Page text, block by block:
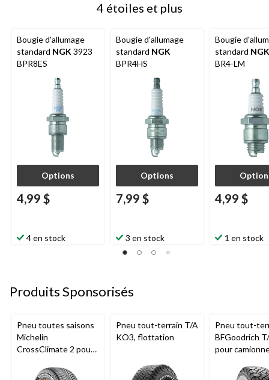
4 étoiles et plus
Bougie d'allumage
standard NGK 3923
BPR8ES
Options
4,99 $
4 en stock
Bougie d'allumage
standard NGK
BPR4HS
Options
7,99 $
3 en stock
Bougie
standard NGK
BR4-LM
4,99 $
1 en stock
Produits Sponsorisés
Pneu toutes saisons
Michelin
CrossClimate 2 pour
et multisegments
Pneu tout-terrain T/A
KO3, flottation
Pneu tout-
BFGoodrich
pour